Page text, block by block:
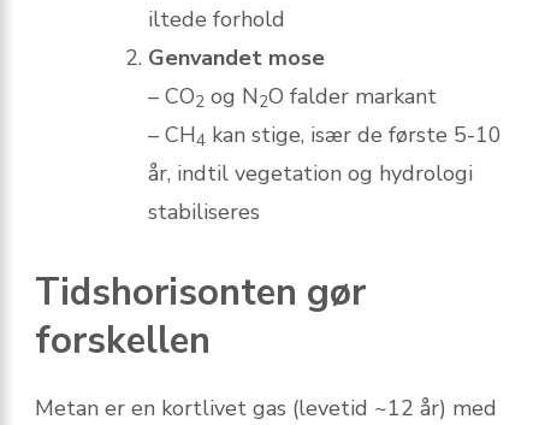
iltede forhold
Genvandet mose
– CO2 og N2O falder markant
– CH4 kan stige, især de første 5-10
år, indtil vegetation og hydrologi
stabiliseres
Tidshorisonten gør
forskellen
Metan er en kortlivet gas (levetid ~12 år) med